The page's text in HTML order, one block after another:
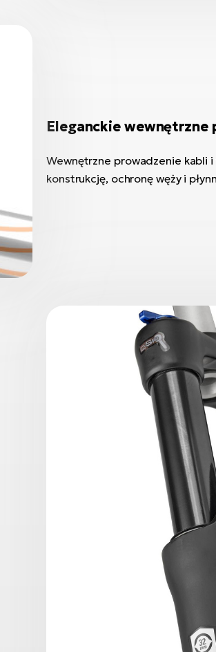
Eleganckie wewnętrzne
Wewnętrzne prowadzenie kabli i
konstrukcję, ochronę węży i